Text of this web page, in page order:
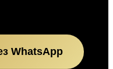
WhatsApp